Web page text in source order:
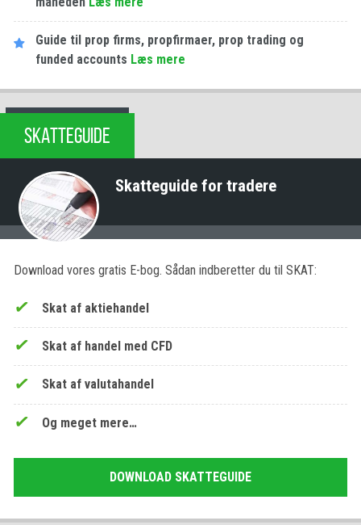
Guide til prop firms, propfirmaer, prop trading og
funded accounts Læs mere
SKATTEGUIDE
Skatteguide for tradere
Download vores gratis E-bog. Sådan indberetter du til SKAT:
Skat af aktiehandel
Skat af handel med CFD
Skat af valutahandel
Og meget mere…
DOWNLOAD SKATTEGUIDE